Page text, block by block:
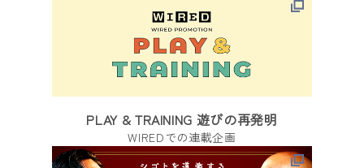
PLAY & TRAINING 遊びの再発明
WIREDでの連載企画